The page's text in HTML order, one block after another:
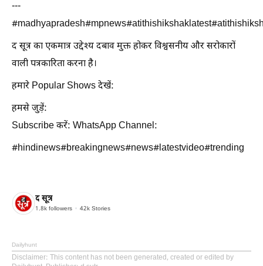
---
द सूत्र का एकमात्र उद्देश्य दबाव मुक्त होकर विश्वसनीय और सरोकारों
वाली पत्रकारिता करना है।
हमारे Popular Shows देखें:
हमसे जुड़ें:
Subscribe करें: WhatsApp Channel:
#hindinews#breakingnews#news#latestvideo#trending
द सूत्र
1.8k followers 42k Stories
Dailyhunt
Disclaimer: This content has not been generated, created or edited by